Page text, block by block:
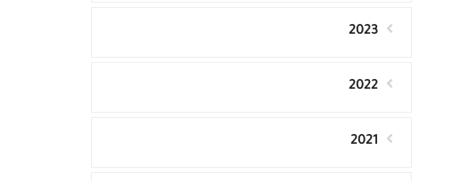
2023
2022
2021